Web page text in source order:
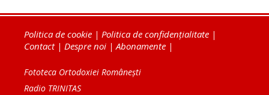
Politica de cookie | Politica de confidențialitate |
Contact| Despre noi |Abonamente |
Fototeca Ortodoxiei Românești
Radio TRINITAS